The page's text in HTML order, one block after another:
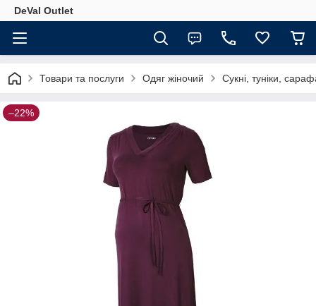
DeVal Outlet
Товари та послуги Одяг жіночий Сукні, туніки,
–22%